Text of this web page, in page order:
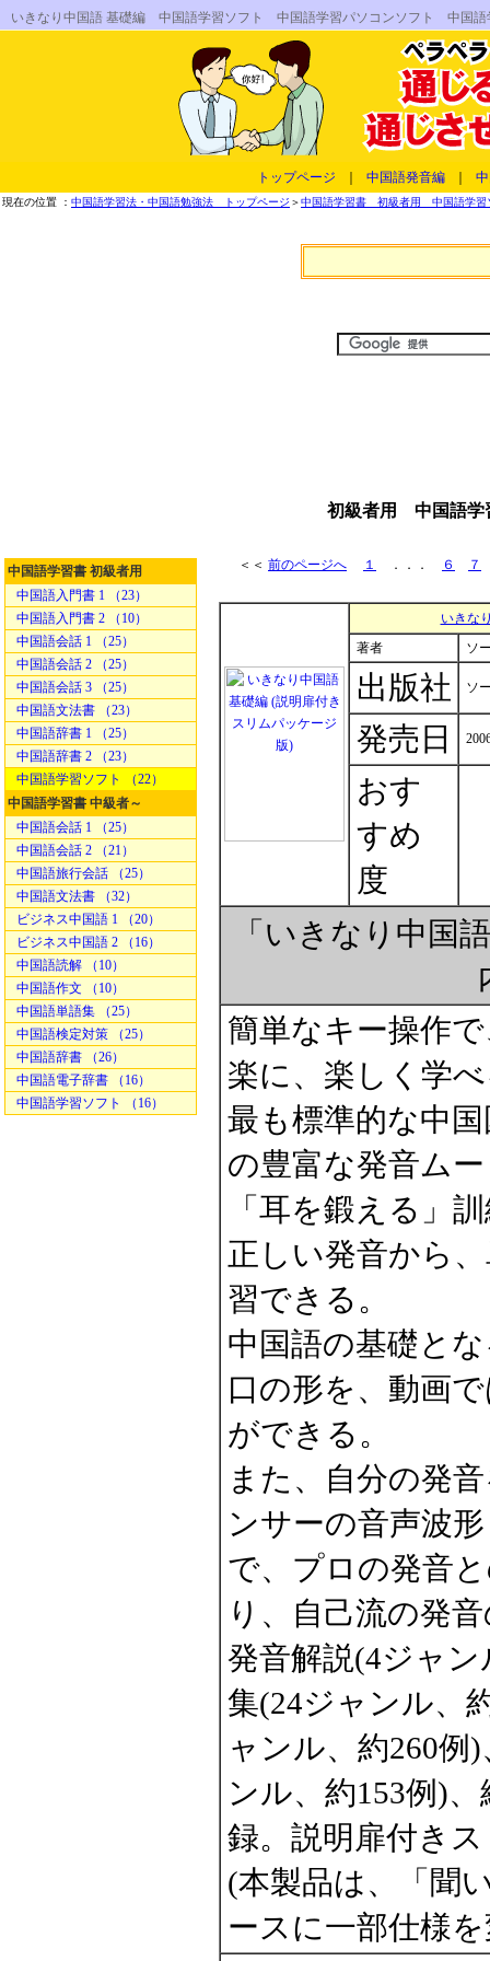
いきなり中国語 基礎編 中国語学習ソフト 中国語学習パソコンソフト 中
トップページ 中国語発音編
現在の位置 ： 中国語学習法・中国語勉強法 トップページ ＞中国語学習書 初級者用 中国語学習
初級者用 中国語学
中国語学習書 初級者用
中国語入門書 1 （23）
中国語入門書 2 （10）
中国語会話 1 （25）
中国語会話 2 （25）
中国語会話 3 （25）
中国語文法書 （23）
中国語辞書 1 （25）
中国語辞書 2 （23）
中国語学習ソフト （22）
中国語学習書 中級者～
中国語会話 1 （25）
中国語会話 2 （21）
中国語旅行会話 （25）
中国語文法書 （32）
ビジネス中国語 1 （20）
ビジネス中国語 2 （16）
中国語読解 （10）
中国語作文 （10）
中国語単語集 （25）
中国語検定対策 （25）
中国語辞書 （26）
中国語電子辞書 （16）
中国語学習ソフト （16）
＜＜ 前のページへ １ ．．． ６ ７
いきな
著者
ソ
出版社 ソ
発売日
おす
すめ
度
「いきなり中国
簡単なキー操作
楽に、楽しく学
最も標準的な中
の豊富な発音ム
「耳を鍛える」
正しい発音から
習できる。
中国語の基礎と
口の形を、動画
ができる。
また、自分の発
ンサーの音声波
で、プロの発音
り、自己流の発
発音解説(4ジャン
集(24ジャンル、
ャンル、約260例
ンル、約153例)
録。説明扉付き
(本製品は、「聞
ースに一部仕様